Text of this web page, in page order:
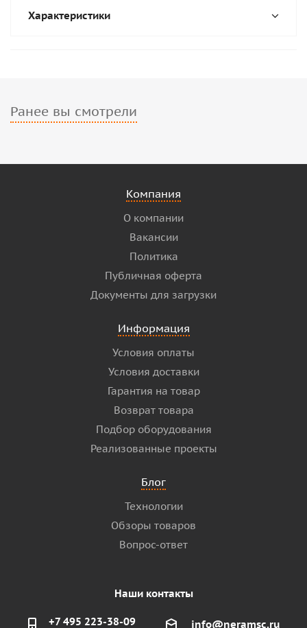
Характеристики
Ранее вы смотрели
Компания
О компании
Вакансии
Политика
Публичная оферта
Документы для загрузки
Информация
Условия оплаты
Условия доставки
Гарантия на товар
Возврат товара
Подбор оборудования
Реализованные проекты
Блог
Технологии
Обзоры товаров
Вопрос-ответ
Наши контакты
+7 495 223-38-09 info@neramsc.ru